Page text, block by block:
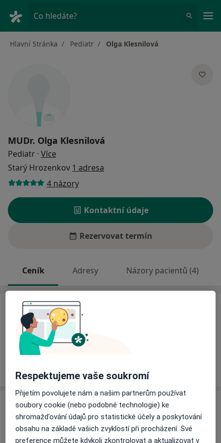
Co hledáte?
Hlavní Stránka Pediatr Olga Klesnilová
MUDr. Olga Klesnilová
Pediatr · Více
Starý Hrozenkov 1 adresa
4 názory
Kontaktní údaje
Rezervovat termín
Ceník Adresy Názory pacientů (4)
Ceník
Informace o službách a cenách nejsou k dispozici
Tento specialista ještě nepřidával žádné informace o
Adresa
Praktický lékař pro děti a dorost
č.d. 11,Starý Hrozenkov 68774
Respektujeme vaše soukromí
Přijetím povolujete nám a našim partnerům používat
soubory cookie (nebo podobné technologie) ke
shromažďování údajů pro statistické účely a poskytování
obsahu na základě vašich zvyklostí při procházení. Své
preference můžete kdykoli zkontrolovat a aktualizovat v